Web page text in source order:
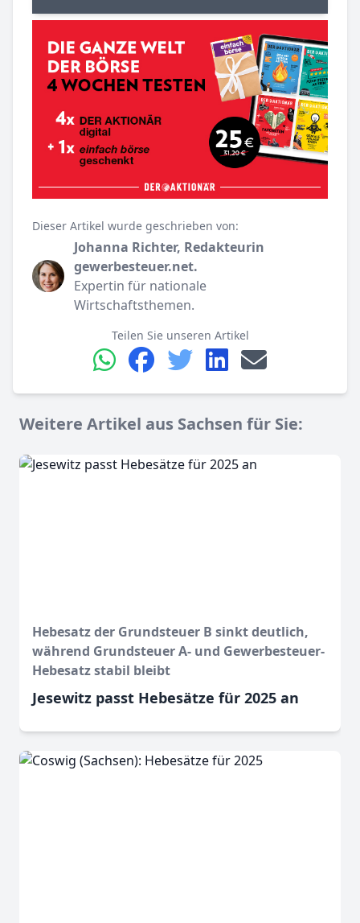
Dieser Artikel wurde geschrieben von:
Johanna Richter, Redakteurin
gewerbesteuer.net.
Expertin für nationale
Wirtschaftsthemen.
Teilen Sie unseren Artikel
Weitere Artikel aus Sachsen für Sie:
Hebesatz der Grundsteuer B sinkt deutlich,
während Grundsteuer A- und Gewerbesteuer-
Hebesatz stabil bleibt
Jesewitz passt Hebesätze für 2025 an